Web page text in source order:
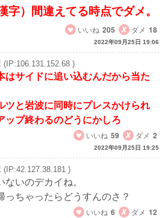
字）間違えてる時点でダメ。
いいね 205 ダメ 18
2022年09月25日 19:06
(IP:106.131.152.68 )
はサイドに追い込むんだから当た
ツと岩波に同時にプレスかけられ
ップ終わるのどうにかしろ
いいね 59 ダメ 2
2022年09月25日 19:25
(IP:42.127.38.181 )
いのデカイね。
っちゃったらどうすんのさ？
いいね 6 ダメ 12